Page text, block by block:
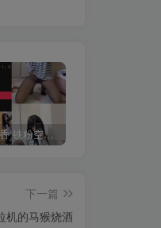
抖音 一只香 铁粉空间 NO.010期 【18P8V】最新至：2025.3.3
下一篇
机的马猴烧酒